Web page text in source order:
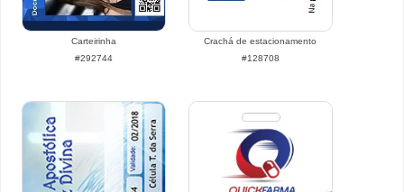
Carteirinha
#292744
Crachá de estacionamento
#128708